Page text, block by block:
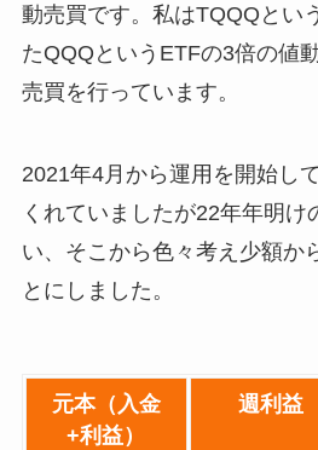
動売買です。私はTQQQとい
たQQQというETFの3倍の値
売買を行っています。
2021年4月から運用を開始し
くれていましたが22年年明け
い、そこから色々考え少額か
とにしました。
元本（入金
+利益）
週利益